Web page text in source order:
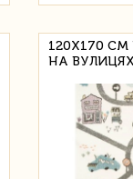
120Х170
НА